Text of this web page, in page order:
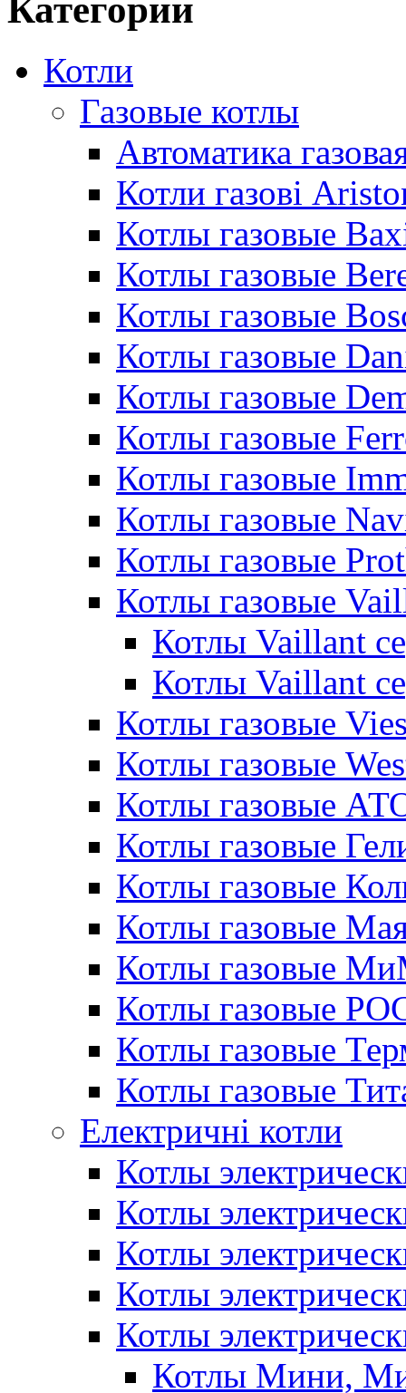
Категории
Котли
Газовые котлы
Автоматика
Котли газові
Котлы газовые
Котлы газовые
Котлы газовые
Котлы газовые
Котлы газовые
Котлы газовые
Котлы газовые
Котлы газовые
Котлы газовые
Котлы газовые
Котлы Vaillant
Котлы Vaillant
Котлы газовые
Котлы газовые
Котлы газовые
Котлы газовые
Котлы газовые
Котлы газовые
Котлы газовые
Котлы газовые
Котлы газовые
Котлы газовые
Електричні котли
Котлы
Котлы
Котлы
Котлы
Котлы
Котлы Мини,